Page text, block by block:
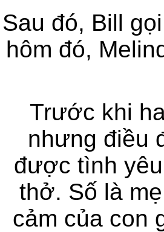
Sau đó, Bill
hôm đó,
Trước khi
nhưng điều
được tình
thở. Số là
cảm của con